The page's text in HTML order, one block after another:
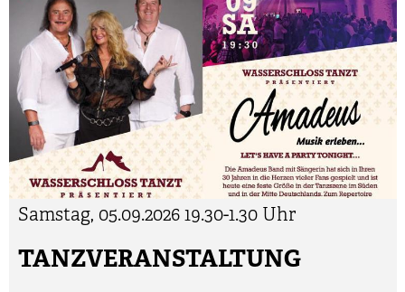
Samstag, 05.09.2026 19.30-1.30 Uhr
TANZVERANSTALTUNG